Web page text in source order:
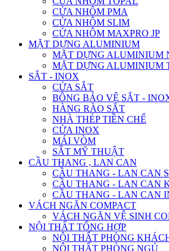
CỬA NHÔM PMA
CỬA NHÔM SLIM
CỬA NHÔM MAXPRO JP
MẶT DỰNG ALUMINIUM
MẶT DỰNG ALUMINIUM
MẶT DỰNG ALUMINIUM
SẮT - INOX
CỬA SẮT
BÔNG BẢO VỆ SẮT -
HÀNG RÀO SẮT
NHÀ THÉP TIỀN CHẾ
CỬA INOX
MÁI VÒM
SẮT MỸ THUẬT
CẦU THANG , LAN CAN
CẦU THANG - LAN CAN
CẦU THANG - LAN CAN
CẦU THANG - LAN CAN
VÁCH NGĂN COMPACT
VÁCH NGĂN VỆ SINH
NỘI THẤT TỔNG HỢP
NỘI THẤT PHÒNG
NỘI THẤT PHÒNG NGỦ